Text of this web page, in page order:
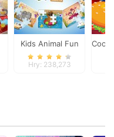
Kids Animal Fun
Hry: 238,273